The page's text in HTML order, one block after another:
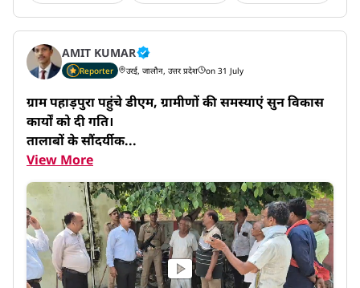
AMIT KUMAR
Reporter उरई, जालौन, उत्तर प्रदेश on 31 July
ग्राम पहाड़पुरा पहुंचे डीएम, ग्रामीणों की समस्याएं सुन विकास
कार्यों को दी गति।
तालाबों के सौंदर्यीक...
View More